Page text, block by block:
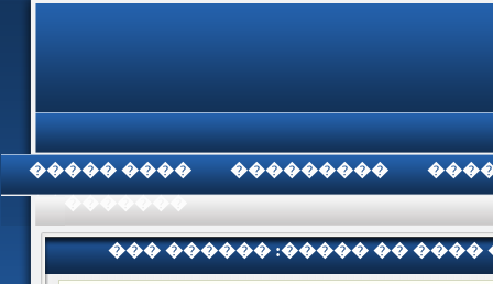
���� ����� ���������
��� ������ :����� �� ����